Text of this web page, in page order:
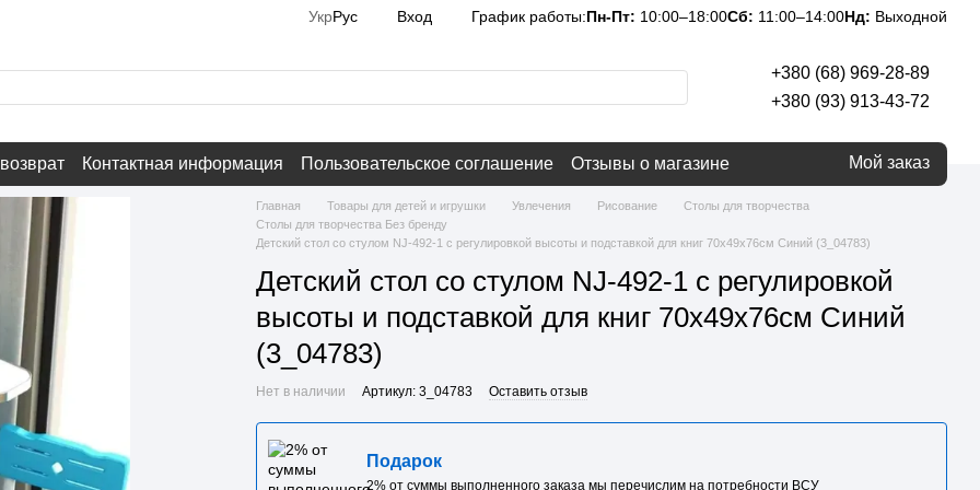
УкрРус Вход График работы:Пн-Пт: 10:00–18:00Сб: 11:00–14:00Нд: Выходной
+380 (68) 969-28-89
+380 (93) 913-43-72
Контактная информация Пользовательское соглашение Отзывы о магазине Мой заказ
Главная Товары для детей и игрушки Увлечения Рисование
Столы для творчества
Столы для творчества Без бренду
Детский стол со стулом NJ-492-1 с регулировкой высоты и подставкой для книг 70х49x76см Синий (3_04783)
Детский стол со стулом NJ-492-1 с регулировкой
высоты и подставкой для книг 70х49x76см Синий
(3_04783)
Нет в наличии Артикул: 3_04783 Оставить отзыв
Подарок
2% от суммы выполненного заказа мы перечислим на потребности BCУ